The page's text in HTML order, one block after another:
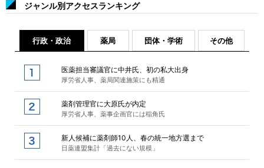
ジャンル別アクセスランキング
行政・政治 薬局 団体・学術 その他
医薬担当審議官に中井氏、初の私大出身
厚労省人事、薬局関連施策にも精通
薬剤管理官に大原氏が内定
厚労省人事、薬事企画官には稲角氏
新人候補に薬剤師10人、春の統一地方選まで
日薬連盟集計「過去にない規模」